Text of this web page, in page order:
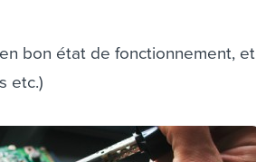
bon état de fonctionnement, et
etc.)